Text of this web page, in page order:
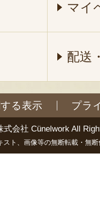
マイ
配送
る表示 プラ
式会社 Cünelwork All
スト、画像等の無断転載・無